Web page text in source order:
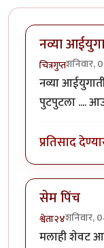
नव्या
चित्रगुप्तशनिवार,
नव्या
पुटपुटला ....
प्रतिसाद
सेम पिंच
श्वेता२४शनिवार,
मलाही शेवट